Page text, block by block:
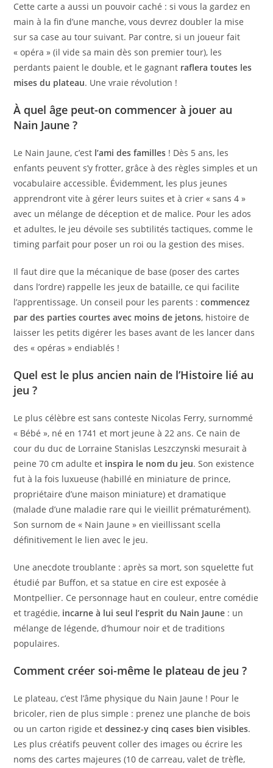
Cette carte a aussi un pouvoir caché : si vous la gardez en
main à la fin d’une manche, vous devrez doubler la mise
sur sa case au tour suivant. Par contre, si un joueur fait
« opéra » (il vide sa main dès son premier tour), les
perdants paient le double, et le gagnant raflera toutes les
mises du plateau. Une vraie révolution !
À quel âge peut-on commencer à jouer au
Nain Jaune ?
Le Nain Jaune, c’est l’ami des familles ! Dès 5 ans, les
enfants peuvent s’y frotter, grâce à des règles simples et un
vocabulaire accessible. Évidemment, les plus jeunes
apprendront vite à gérer leurs suites et à crier « sans 4 »
avec un mélange de déception et de malice. Pour les ados
et adultes, le jeu dévoile ses subtilités tactiques, comme le
timing parfait pour poser un roi ou la gestion des mises.
Il faut dire que la mécanique de base (poser des cartes
dans l’ordre) rappelle les jeux de bataille, ce qui facilite
l’apprentissage. Un conseil pour les parents :commencez
par des parties courtes avec moins de jetons, histoire de
laisser les petits digérer les bases avant de les lancer dans
des « opéras » endiablés !
Quel est le plus ancien nain de l’Histoire lié au
jeu ?
Le plus célèbre est sans conteste Nicolas Ferry, surnommé
« Bébé », né en 1741 et mort jeune à 22 ans. Ce nain de
cour du duc de Lorraine Stanislas Leszczynski mesurait à
peine 70 cm adulte et inspira le nom du jeu. Son existence
fut à la fois luxueuse (habillé en miniature de prince,
propriétaire d’une maison miniature) et dramatique
(malade d’une maladie rare qui le vieillit prématurément).
Son surnom de « Nain Jaune » en vieillissant scella
définitivement le lien avec le jeu.
Une anecdote troublante : après sa mort, son squelette fut
étudié par Buffon, et sa statue en cire est exposée à
Montpellier. Ce personnage haut en couleur, entre comédie
et tragédie, incarne à lui seul l’esprit du Nain Jaune : un
mélange de légende, d’humour noir et de traditions
populaires.
Comment créer soi-même le plateau de jeu ?
Le plateau, c’est l’âme physique du Nain Jaune ! Pour le
bricoler, rien de plus simple : prenez une planche de bois
ou un carton rigide etdessinez-y cinq cases bien visibles.
Les plus créatifs peuvent coller des images ou écrire les
noms des cartes majeures (10 de carreau, valet de trèfle,